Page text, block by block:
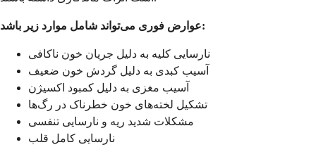
عوارض فوری می‌تواند شامل موارد زیر باشد:
نارسایی کلیه به دلیل جریان خون ناکافی
آسیب کبدی به دلیل گردش خون ضعیف
آسیب مغزی به دلیل کمبود اکسیژن
تشکیل لخته‌های خون خطرناک در رگ‌ها
مشکلات شدید ریه و نارسایی تنفسی
نارسایی کامل قلب